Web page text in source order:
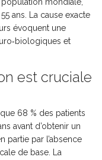
ans. La cause exacte
évoquent une
et
est cruciale
68 % des patients
avant d’obtenir un
partie par l’absence
de base. La